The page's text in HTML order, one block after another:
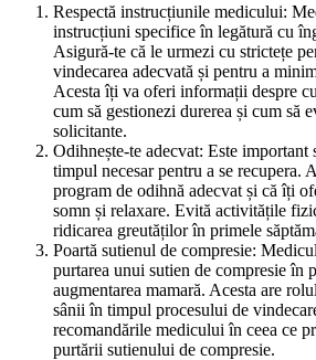
Respectă instrucțiunile medicului:
instrucțiuni specifice în legătură cu
Asigură-te că le urmezi cu strictețe
vindecarea adecvată și pentru a
Acesta îți va oferi informații despre
cum să gestionezi durerea și cum să
solicitante.
Odihnește-te adecvat: Este important
timpul necesar pentru a se recupera.
program de odihnă adecvat și că îți
somn și relaxare. Evită activitățile
ridicarea greutăților în primele
Poartă sutienul de compresie:
purtarea unui sutien de compresie în
augmentarea mamară. Acesta are
sânii în timpul procesului de
recomandările medicului în ceea ce
purtării sutienului de compresie.